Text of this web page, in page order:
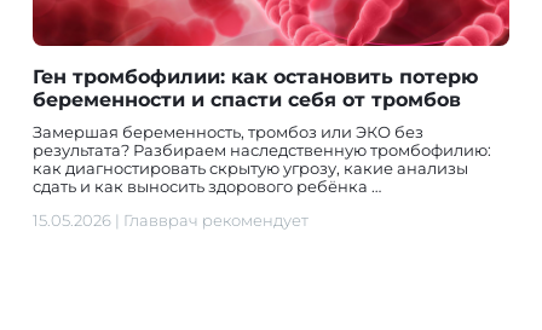
Ген тромбофилии: как остановить потерю
беременности и спасти себя от тромбов
Замершая беременность, тромбоз или ЭКО без
результата? Разбираем наследственную тромбофилию:
как диагностировать скрытую угрозу, какие анализы
сдать и как выносить здорового ребёнка …
15.05.2026| Главврач рекомендует